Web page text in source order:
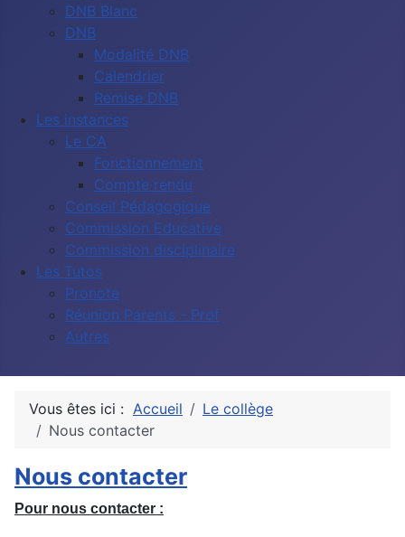
DNB Blanc
DNB
Modalité DNB
Calendrier
Remise DNB
Les instances
Le CA
Fonctionnement
Compte rendu
Conseil Pédagogique
Commission Educative
Commission disciplinaire
Les Tutos
Pronote
Réunion Parents - Prof
Autres
Vous êtes ici : Accueil
Le collège
Nous contacter
Nous contacter
Pour nous contacter :